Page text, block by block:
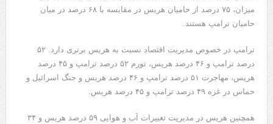
میزان، ۷۵ درصد از حامیان هریس در مقایسه با ۶۸ درصد در میان
حامیان ترامپ هستند.
ترامپ در خصوص مدیریت اقتصاد نسبت به هریس برتری دارد. ۵۲
درصد ترامپ و ۴۶ درصد هریس، تورم ۵۲ درصد ترامپ و ۴۵ درصد
هریس، مهاجرت ۵۱ درصد ترامپ و ۴۶ درصد هریس و جنگ اسرائیل و
حماس در غزه ۴۹ درصد ترامپ و ۴۵ درصد هریس.
همچنین هریس در مدیریت تغییرات آب و هوایی ۵۹ درصد هریس و ۳۴